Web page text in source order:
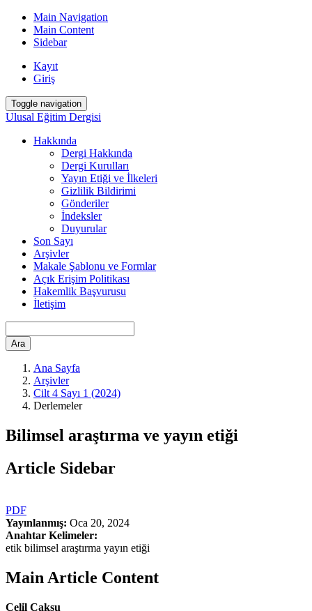
Main Navigation
Main Content
Sidebar
Kayıt
Giriş
Toggle navigation
Ulusal Eğitim Dergisi
Hakkında
Dergi Hakkında
Dergi Kurulları
Yayın Etiği ve İlkeleri
Gizlilik Bildirimi
Gönderiler
İndeksler
Duyurular
Son Sayı
Arşivler
Makale Şablonu ve Formlar
Açık Erişim Politikası
Hakemlik Başvurusu
İletişim
Ara
Ana Sayfa
Arşivler
Cilt 4 Sayı 1 (2024)
Derlemeler
Bilimsel araştırma ve yayın etiği
Article Sidebar
PDF
Yayınlanmış: Oca 20, 2024
Anahtar Kelimeler:
etik bilimsel araştırma yayın etiği
Main Article Content
Celil Çaksu